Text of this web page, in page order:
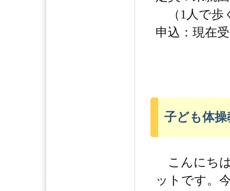
（1人で歩
申込：現在
子ども体操
こんにち
ットです。